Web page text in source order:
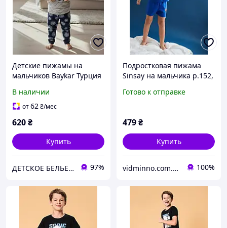
Детские пижамы на
мальчиков Baykar Турция
мальчика трикотажная
голубая Арт. 9634-223
В наличии
от62₴/мес
620₴
Купить
ДЕТСКОЕ БЕЛЬЕ БАЙКАР 97%
Подростковая пижама
Sinsay на мальчика р.152,
Superman
Готово к отправке
479₴
Купить
vidminno.com.ua - відмінний одяг для всієї родини 100%